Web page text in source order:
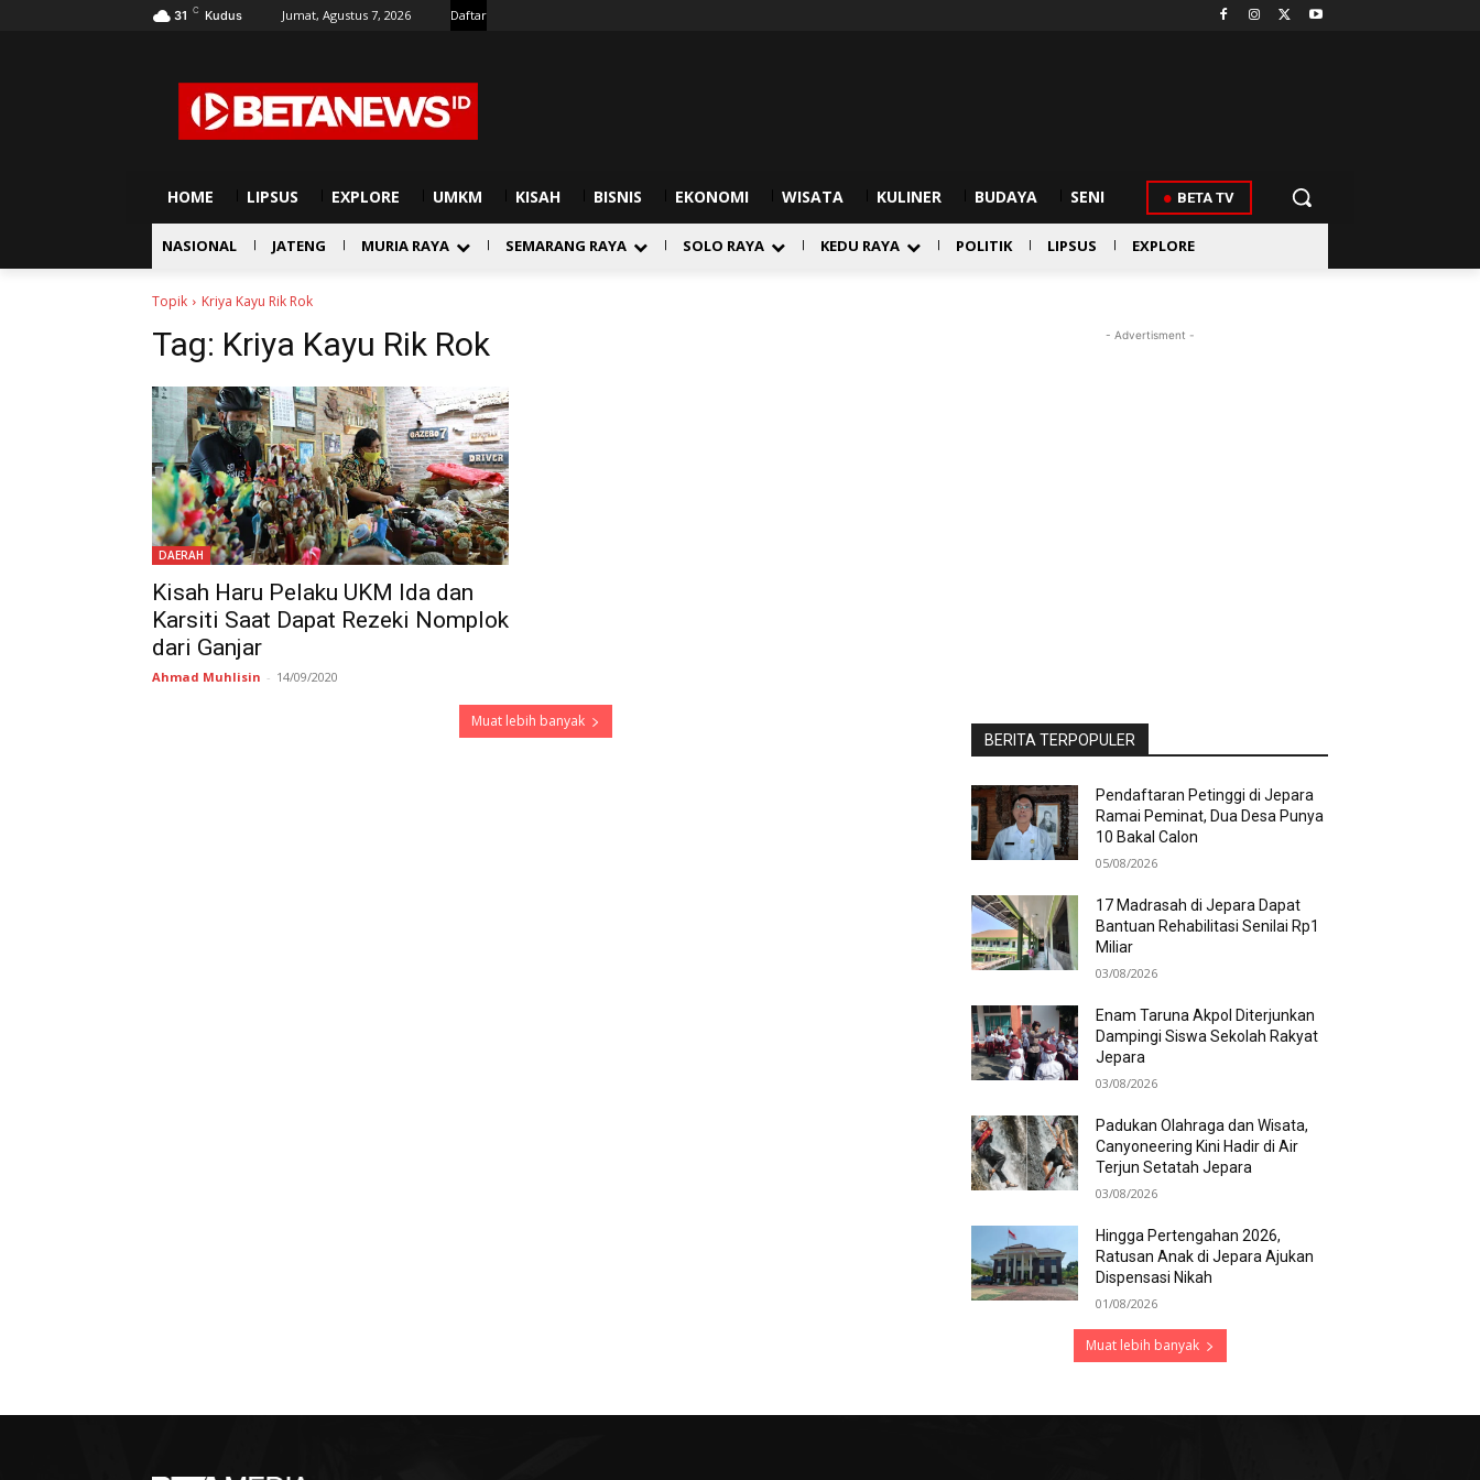
31 C Kudus Jumat, Agustus 7, 2026 Daftar
HOME LIPSUS EXPLORE UMKM KISAH BISNIS EKONOMI WISATA KULINER BUDAYA SENI BETA TV
NASIONAL JATENG MURIA RAYA SEMARANG RAYA SOLO RAYA KEDU RAYA POLITIK LIPSUS EXPLORE
Topik Kriya Kayu Rik Rok
Tag: Kriya Kayu Rik Rok
DAERAH
Kisah Haru Pelaku UKM Ida dan
Karsiti Saat Dapat Rezeki Nomplok
dari Ganjar
Ahmad Muhlisin - 14/09/2020
Muat lebih banyak
- Advertisment -
BERITA TERPOPULER
Pendaftaran Petinggi di Jepara
Ramai Peminat, Dua Desa Punya
10 Bakal Calon
05/08/2026
17 Madrasah di Jepara Dapat
Bantuan Rehabilitasi Senilai Rp1
Miliar
03/08/2026
Enam Taruna Akpol Diterjunkan
Dampingi Siswa Sekolah Rakyat
Jepara
03/08/2026
Padukan Olahraga dan Wisata,
Canyoneering Kini Hadir di Air
Terjun Setatah Jepara
03/08/2026
Hingga Pertengahan 2026,
Ratusan Anak di Jepara Ajukan
Dispensasi Nikah
01/08/2026
Muat lebih banyak